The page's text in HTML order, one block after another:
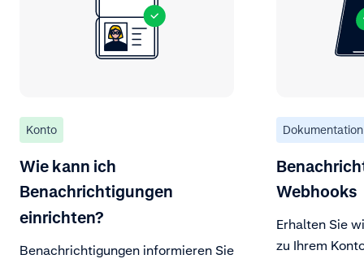
Konto
Wie kann ich
Benachrichtigungen
einrichten?
Benachrichtigungen informieren Sie
Dokumentation
Webhooks
Erhalten Sie
zu Ihrem